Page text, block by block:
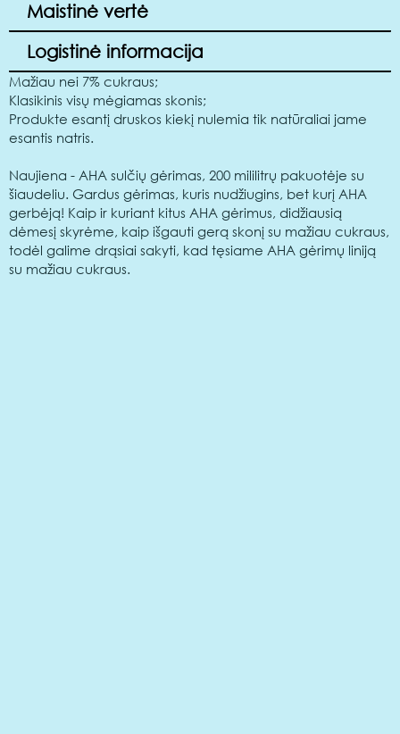
Maistinė vertė
Logistinė informacija
Mažiau nei 7% cukraus;
Klasikinis visų mėgiamas skonis;
Produkte esantį druskos kiekį nulemia tik natūraliai jame
esantis natris.
Naujiena - AHA sulčių gėrimas, 200 mililitrų pakuotėje su
šiaudeliu. Gardus gėrimas, kuris nudžiugins, bet kurį AHA
gerbėją! Kaip ir kuriant kitus AHA gėrimus, didžiausią
dėmesį skyrėme, kaip išgauti gerą skonį su mažiau cukraus,
todėl galime drąsiai sakyti, kad tęsiame AHA gėrimų liniją
su mažiau cukraus.